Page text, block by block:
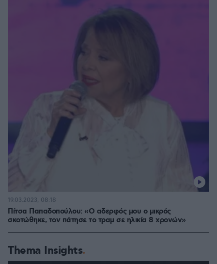
Πίτσα Παπαδοπούλου: «Ο αδερφός μου ο μικρός
σκοτώθηκε, τον πάτησε το τραμ σε ηλικία 8 χρονών»
19.03.2023, 08:18
Thema Insights